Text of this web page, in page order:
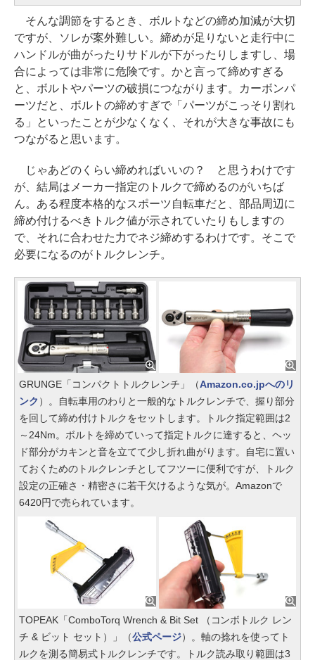
そんな調節をするとき、ボルトなどの締め加減が大切
ですが、ソレが案外難しい。締めが足りないと走行中に
ハンドルが曲がったりサドルが下がったりしますし、場
合によっては非常に危険です。かと言って締めすぎる
と、ボルトやパーツの破損につながります。カーボンパ
ーツだと、ボルトの締めすぎで「パーツがこっそり割れ
る」といったことが少なくなく、それが大きな事故にも
つながると思います。
じゃあどのくらい締めればいいの？ と思うわけです
が、結局はメーカー指定のトルクで締めるのがいちば
ん。ある程度本格的なスポーツ自転車だと、部品周辺に
締め付けるべきトルク値が示されていたりもしますの
で、それに合わせた力でネジ締めするわけです。そこで
必要になるのがトルクレンチ。
GRUNGE「コンパクトトルクレンチ」（Amazon.co.jpへのリ
ンク ）。自転車用のわりと一般的なトルクレンチで、握り部分
を回して締め付けトルクをセットします。トルク指定範囲は2
～24Nm。ボルトを締めていって指定トルクに達すると、ヘッ
ド部分がカキンと音を立てて少し折れ曲がります。自宅に置い
ておくためのトルクレンチとしてフツーに便利ですが、トルク
設定の正確さ・精密さに若干欠けるような気が。Amazonで
6420円で売られています。
TOPEAK「ComboTorq Wrench & Bit Set （コンボトルク レン
チ & ビット セット）」（公式ページ）。軸の捻れを使ってト
ルクを測る簡易式トルクレンチです。トルク読み取り範囲は3